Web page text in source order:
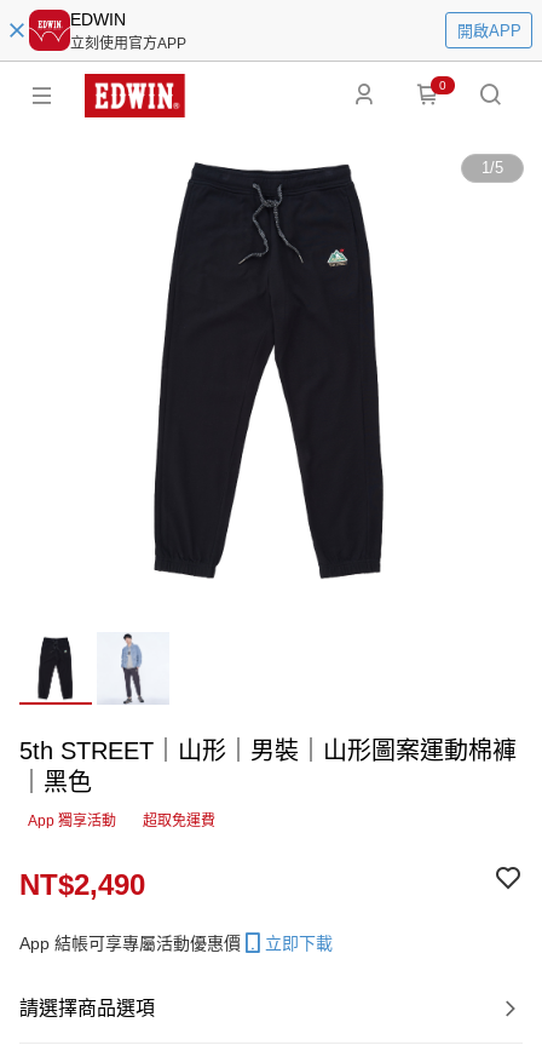
EDWIN
立刻使用官方APP
開啟APP
0
1/5
5th STREET｜山形｜男裝｜山形圖案運動棉褲
｜黑色
App 獨享活動 超取免運費
NT$2,490
App 結帳可享專屬活動優惠價 立即下載
請選擇商品選項